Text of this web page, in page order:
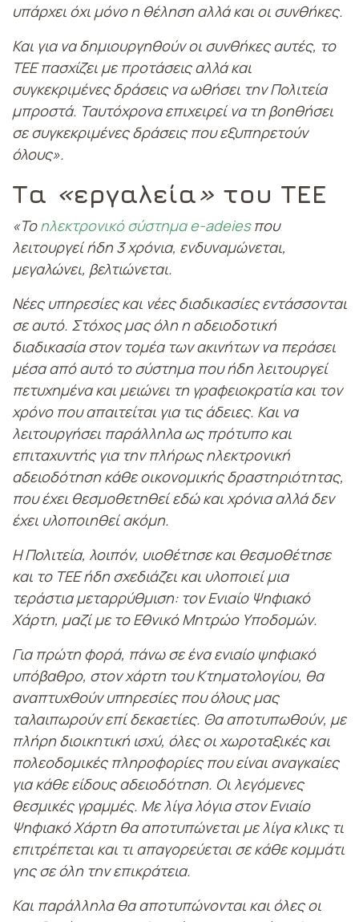
υπάρχει όχι μόνο η θέληση αλλά και οι συνθήκες.
Και για να δημιουργηθούν οι συνθήκες αυτές, το
ΤΕΕ πασχίζει με προτάσεις αλλά και
συγκεκριμένες δράσεις να ωθήσει την Πολιτεία
μπροστά. Ταυτόχρονα επιχειρεί να τη βοηθήσει
σε συγκεκριμένες δράσεις που εξυπηρετούν
όλους».
Τα «εργαλεία» του ΤΕΕ
«Τοηλεκτρονικό σύστημα e-adeiesπου
λειτουργεί ήδη 3 χρόνια, ενδυναμώνεται,
μεγαλώνει, βελτιώνεται.
Νέες υπηρεσίες και νέες διαδικασίες εντάσσονται
σε αυτό. Στόχος μας όλη η αδειοδοτική
διαδικασία στον τομέα των ακινήτων να περάσει
μέσα από αυτό το σύστημα που ήδη λειτουργεί
πετυχημένα και μειώνει τη γραφειοκρατία και τον
χρόνο που απαιτείται για τις άδειες. Και να
λειτουργήσει παράλληλα ως πρότυπο και
επιταχυντής για την πλήρως ηλεκτρονική
αδειοδότηση κάθε οικονομικής δραστηριότητας,
που έχει θεσμοθετηθεί εδώ και χρόνια αλλά δεν
έχει υλοποιηθεί ακόμη.
Η Πολιτεία, λοιπόν, υιοθέτησε και θεσμοθέτησε
και το ΤΕΕ ήδη σχεδιάζει και υλοποιεί μια
τεράστια μεταρρύθμιση: τον Ενιαίο Ψηφιακό
Χάρτη, μαζί με το Εθνικό Μητρώο Υποδομών.
Για πρώτη φορά, πάνω σε ένα ενιαίο ψηφιακό
υπόβαθρο, στον χάρτη του Κτηματολογίου, θα
αναπτυχθούν υπηρεσίες που όλους μας
ταλαιπωρούν επί δεκαετίες. Θα αποτυπωθούν, με
πλήρη διοικητική ισχύ, όλες οι χωροταξικές και
πολεοδομικές πληροφορίες που είναι αναγκαίες
για κάθε είδους αδειοδότηση. Οι λεγόμενες
θεσμικές γραμμές. Με λίγα λόγια στον Ενιαίο
Ψηφιακό Χάρτη θα αποτυπώνεται με λίγα κλικς τι
επιτρέπεται και τι απαγορεύεται σε κάθε κομμάτι
γης σε όλη την επικράτεια.
Και παράλληλα θα αποτυπώνονται και όλες οι